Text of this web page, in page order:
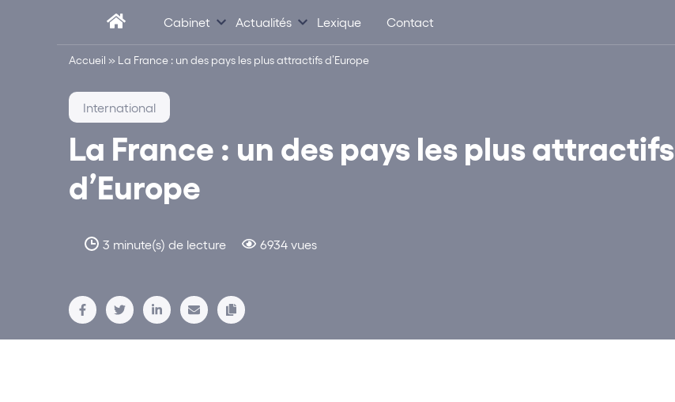
Cabinet Actualités Lexique Contact
Accueil » La France : un des pays les plus attractifs d’Europe
La France : un des pays les plus attractifs
d’Europe
3 minute(s) de lecture 6934 vues
International